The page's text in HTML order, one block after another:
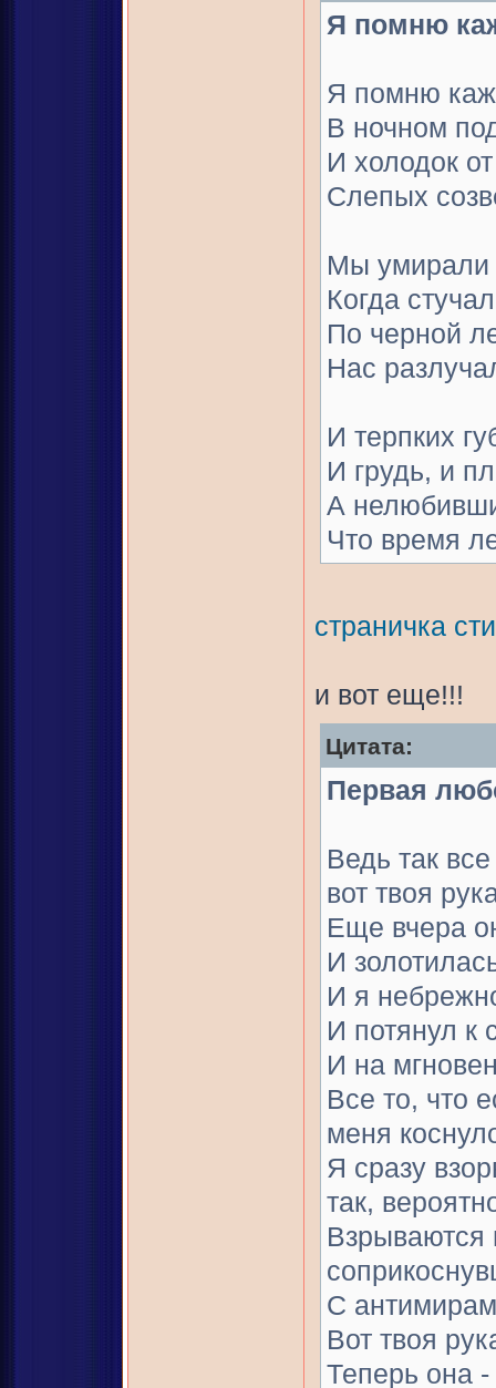
Я помню
Я помню
В ночном
И холодок
Слепых
Мы умирали
Когда
По черной
Нас
И терпких
И грудь, и
А
Что время
страничка
и вот еще!!!
Цитата:
Первая
Ведь так
вот твоя
Еще вчера
И
И я
И потянул к
И на
Все то, что
меня
Я сразу
так,
С
Вот твоя
Теперь она -